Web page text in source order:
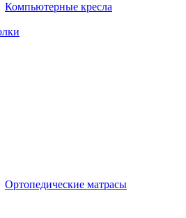
Компьютерные кресла
Ортопедические матрасы